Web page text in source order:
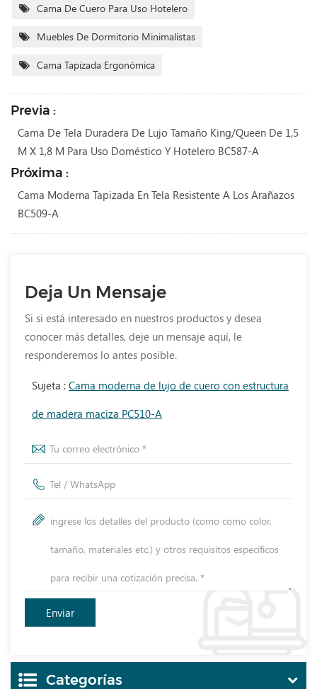
Cama De Cuero Para Uso Hotelero
Muebles De Dormitorio Minimalistas
Cama Tapizada Ergonómica
Previa :
Cama De Tela Duradera De Lujo Tamaño King/Queen De 1,5
M X 1,8 M Para Uso Doméstico Y Hotelero BC587-A
Próxima :
Cama Moderna Tapizada En Tela Resistente A Los Arañazos
BC509-A
Deja Un Mensaje
Si si está interesado en nuestros productos y desea
conocer más detalles, deje un mensaje aquí, le
responderemos lo antes posible.
Sujeta : Cama moderna de lujo de cuero con estructura
de madera maciza PC510-A
Categorías